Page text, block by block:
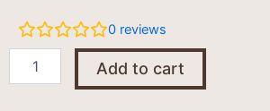
0 reviews
Add to cart